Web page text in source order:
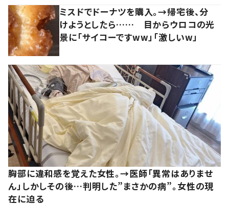
ミスドでドーナツを購入。→帰宅後、分
けようとしたら…… 目からウロコの光
景に「サイコーですww」「激しいw」
胸部に違和感を覚えた女性。→医師「異常はありませ
ん」しかしその後…判明した”まさかの病”。女性の現
在に迫る